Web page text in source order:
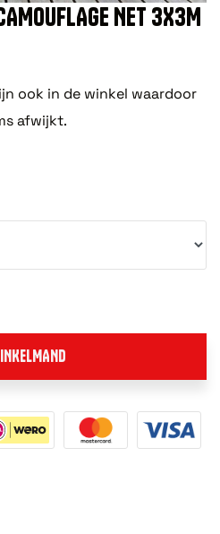
NET 3X3M
ook in de winkel waardoor
afwijkt.